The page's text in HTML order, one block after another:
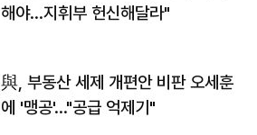
해야…지휘부 헌신해달라"
與, 부동산 세제 개편안 비판 오세훈
에 '맹공'…"공급 억제기"